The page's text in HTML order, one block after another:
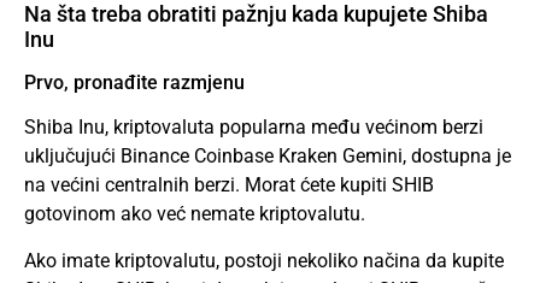
Na šta treba obratiti pažnju kada kupujete Shiba
Inu
Prvo, pronađite razmjenu
Shiba Inu, kriptovaluta popularna među većinom berzi
uključujući Binance Coinbase Kraken Gemini, dostupna je
na većini centralnih berzi. Morat ćete kupiti SHIB
gotovinom ako već nemate kriptovalutu.
Ako imate kriptovalutu, postoji nekoliko načina da kupite